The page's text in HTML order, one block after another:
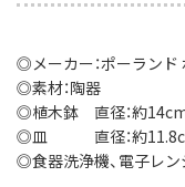
◎メーカー：ポーランド
◎素材：陶器
◎植木鉢 直径：約14cm
◎皿 直径：約11.8cm
◎食器洗浄機、電子レン